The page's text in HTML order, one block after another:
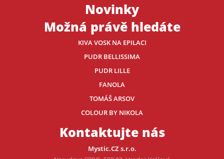
Novinky
Možná právě hledáte
KIVA VOSK NA EPILACI
PUDR BELLISSIMA
PUDR LILLE
FANOLA
TOMÁŠ ARSOV
COLOUR BY NIKOLA
Kontaktujte nás
Mystic.CZ s.r.o.